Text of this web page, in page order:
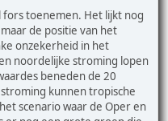
fors toenemen. Het lijkt nog
de positie van het
onzekerheid in het
noordelijke stroming lopen
beneden de 20
kunnen tropische
scenario waar de Oper en